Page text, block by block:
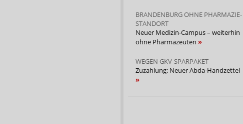
BRANDENBURG OHNE PHARMAZIE-
STANDORT
Neuer Medizin-Campus – weiterhin
ohne Pharmazeuten
WEGEN GKV-SPARPAKET
Zuzahlung: Neuer Abda-Handzettel